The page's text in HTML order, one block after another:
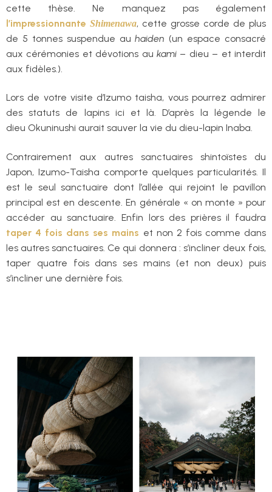
cette thèse. Ne manquez pas également
l’impressionnante Shimenawa, cette grosse corde de plus
de 5 tonnes suspendue auhaiden (un espace consacré
aux cérémonies et dévotions au kami – dieu – et interdit
aux fidèles.).
Lors de votre visite d’Izumo taisha, vous pourrez admirer
des statuts de lapins ici et là. D’après la légende le
dieu Okuninushi aurait sauver la vie du dieu-lapin Inaba.
Contrairement aux autres sanctuaires shintoïstes du
Japon, Izumo-Taisha comporte quelques particularités. Il
est le seul sanctuaire dont l’allée qui rejoint le pavillon
principal est en descente. En générale « on monte » pour
accéder au sanctuaire. Enfin lors des prières il faudra
taper 4 fois dans ses mains et non 2 fois comme dans
les autres sanctuaires. Ce qui donnera : s’incliner deux fois,
taper quatre fois dans ses mains (et non deux) puis
s’incliner une dernière fois.